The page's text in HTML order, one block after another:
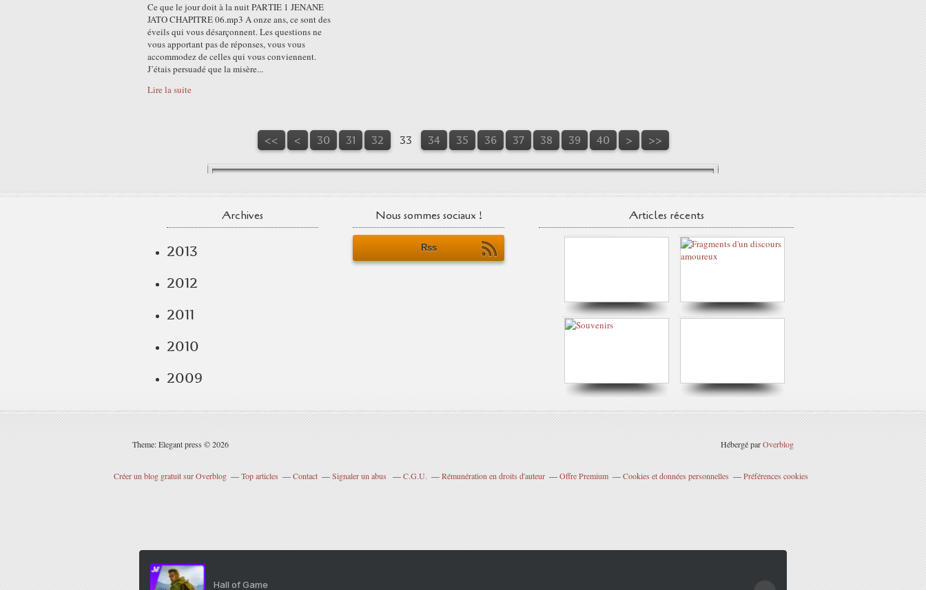
Ce que le jour doit à la nuit PARTIE 1 JENANE
JATO CHAPITRE 06.mp3 A onze ans, ce sont des
éveils qui vous désarçonnent. Les questions ne
vous apportant pas de réponses, vous vous
accommodez de celles qui vous conviennent.
J’étais persuadé que la misère...
Lire la suite
<< < 10
20
30 31 32 33 34 35 36 37 38 39 40 50
60
70
> >>
Archives
2013
2012
2011
2010
2009
Nous sommes sociaux !
Rss
Articles récents
Theme: Elegant press © 2026 Hébergé parOverblog
Créer un blog gratuit sur Overblog Top articles Contact Signaler un abus C.G.U. Rémunération en droits d'auteur Offre Premium Cookies et données personnelles Préférences cookies
Hall of Game